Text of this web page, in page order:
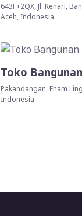
643F+2QX, Jl. Kenari,
Aceh, Indonesia
Toko
Pakandangan, Enam
Indonesia